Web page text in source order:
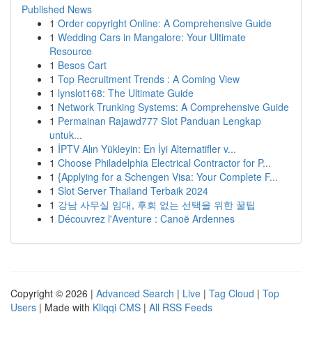
Published News
1 Order copyright Online: A Comprehensive Guide
1 Wedding Cars in Mangalore: Your Ultimate
Resource
1 Besos Cart
1 Top Recruitment Trends : A Coming View
1 lynslot168: The Ultimate Guide
1 Network Trunking Systems: A Comprehensive Guide
1 Permainan Rajawd777 Slot Panduan Lengkap
untuk...
1 İPTV Alın Yükleyin: En İyi Alternatifler v...
1 Choose Philadelphia Electrical Contractor for P...
1 {Applying for a Schengen Visa: Your Complete F...
1 Slot Server Thailand Terbaik 2024
1 강남 사무실 임대, 후회 없는 선택을 위한 꿀팁
1 Découvrez l'Aventure : Canoë Ardennes
Copyright © 2026 | Advanced Search | Live | Tag Cloud | Top
Users | Made with Kliqqi CMS | All RSS Feeds